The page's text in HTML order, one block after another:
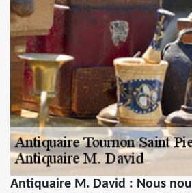
Antiquaire M. David : Nous